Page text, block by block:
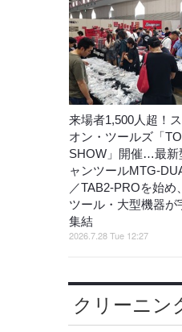
来場者1,500人超！
オン・ツールズ「
SHOW」開催…最新
ャンツールMTG-
／TAB2-PROを始め
ツール・大型機器が
集結
2026.7.28 Tue 12:27
クリーニン